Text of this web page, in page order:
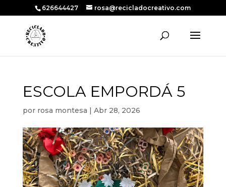
626644427 rosa@recicladocreativo.com
ESCOLA EMPORDÁ 5
por rosa montesa | Abr 28, 2026